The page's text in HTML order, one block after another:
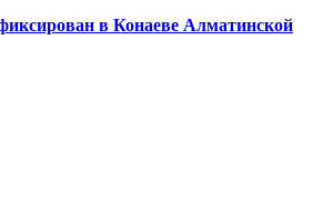
в Конаеве Алматинской